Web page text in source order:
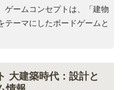
ゲームコンセプトは、「 建物
テーマにしたボードゲームと
大建築時代：設計と